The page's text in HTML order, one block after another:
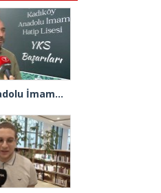
Kadıköy Anadolu İmam Hatip Lisesi’nden YKS’de iki başarı birden